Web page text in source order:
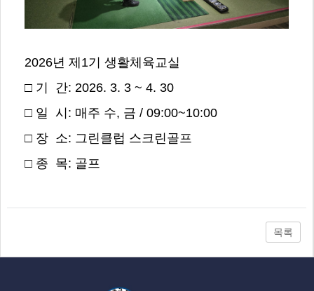
2026년 제1기 생활체육교실
□ 기 간: 2026. 3. 3 ~ 4. 30
□ 일 시: 매주 수, 금 / 09:00~10:00
□ 장 소: 그린클럽 스크린골프
□ 종 목: 골프
목록